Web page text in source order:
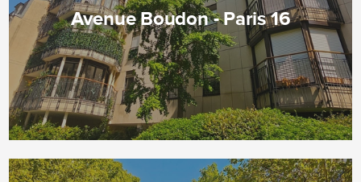
Avenue Boudon - Paris 16